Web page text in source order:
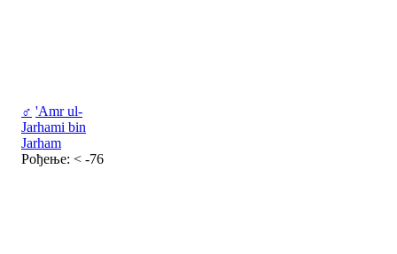
♂ 'Amr ul-
Jarhami bin
Jarham
Рођење: < -76